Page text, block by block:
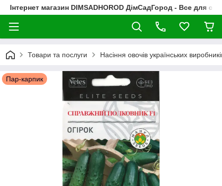
Інтернет магазин DIMSADHOROD ДімСадГород - Все для
Товари та послуги Насіння овочів українських
Пар-карпик